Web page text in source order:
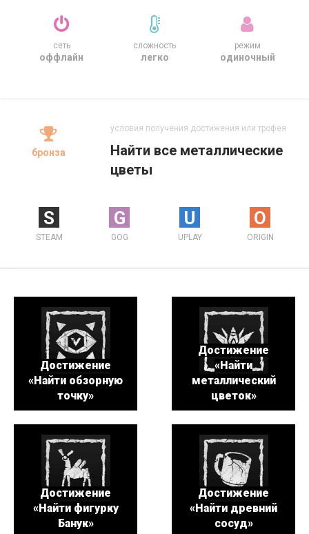
сеть
оффлайн
сложность
легко
режим
одиночный
бронза
условия получения достижения или трофея
Найти все металлические
цветы
S
STEAM
G
GOG
U
UPLAY
O
ORIGIN
Достижение
«Найти обзорную
точку»
Достижение
«Найти
металлический
цветок»
Достижение
«Найти фигурку
Банук»
Достижение
«Найти древний
сосуд»